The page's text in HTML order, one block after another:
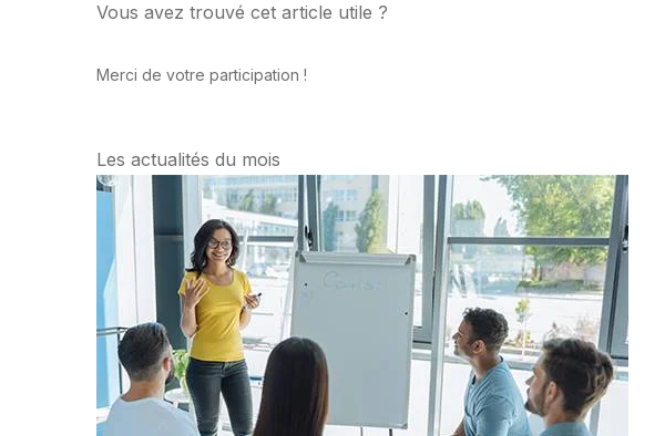
Vous avez trouvé cet article utile ?
Merci de votre participation !
Les actualités du mois